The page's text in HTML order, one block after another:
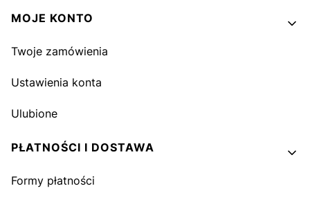
MOJE KONTO
Twoje zamówienia
Ustawienia konta
Ulubione
PŁATNOŚCI I DOSTAWA
Formy płatności